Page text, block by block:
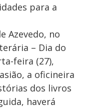
para a
Azevedo, no
– Dia do
feira (27),
a oficineira
dos livros
haverá